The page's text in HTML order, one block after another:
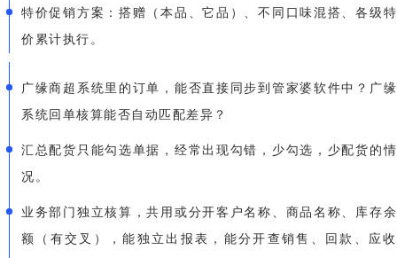
特价促销方案：搭赠（本品、它品）、不同口味混搭、各级特
价累计执行。
广缘商超系统里的订单，能否直接同步到管家婆软件中？广缘
系统回单核算能否自动匹配差异？
汇总配货只能勾选单据，经常出现勾错，少勾选，少配货的情
况。
业务部门独立核算，共用或分开客户名称、商品名称、库存余
额（有交叉），能独立出报表，能分开查销售、回款、应收